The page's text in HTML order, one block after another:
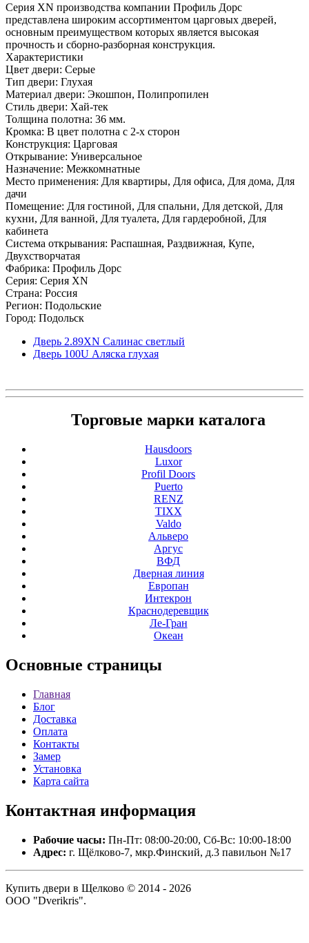
Серия ХN производства компании Профиль Дорс
представлена широким ассортиментом царговых дверей,
основным преимуществом которых является высокая
прочность и сборно-разборная конструкция.
Характеристики
Цвет двери: Серые
Тип двери: Глухая
Материал двери: Экошпон, Полипропилен
Стиль двери: Хай-тек
Толщина полотна: 36 мм.
Кромка: В цвет полотна с 2-х сторон
Конструкция: Царговая
Открывание: Универсальное
Назначение: Межкомнатные
Место применения: Для квартиры, Для офиса, Для дома, Для
дачи
Помещение: Для гостиной, Для спальни, Для детской, Для
кухни, Для ванной, Для туалета, Для гардеробной, Для
кабинета
Система открывания: Распашная, Раздвижная, Купе,
Двухстворчатая
Фабрика: Профиль Дорс
Серия: Серия XN
Страна: Россия
Регион: Подольские
Город: Подольск
Дверь 2.89ХN Салинас светлый
Дверь 100U Аляска глухая
Торговые марки каталога
Hausdoors
Luxor
Profil Doors
Puerto
RENZ
TIXX
Valdo
Альверо
Аргус
ВФД
Дверная линия
Европан
Интекрон
Краснодеревщик
Ле-Гран
Океан
Основные страницы
Главная
Блог
Доставка
Оплата
Контакты
Замер
Установка
Карта сайта
Контактная информация
Рабочие часы: Пн-Пт: 08:00-20:00, Сб-Вс: 10:00-18:00
Адрес: г. Щёлково-7, мкр.Финский, д.3 павильон №17
Купить двери в Щелково © 2014 - 2026
ООО "Dverikris".